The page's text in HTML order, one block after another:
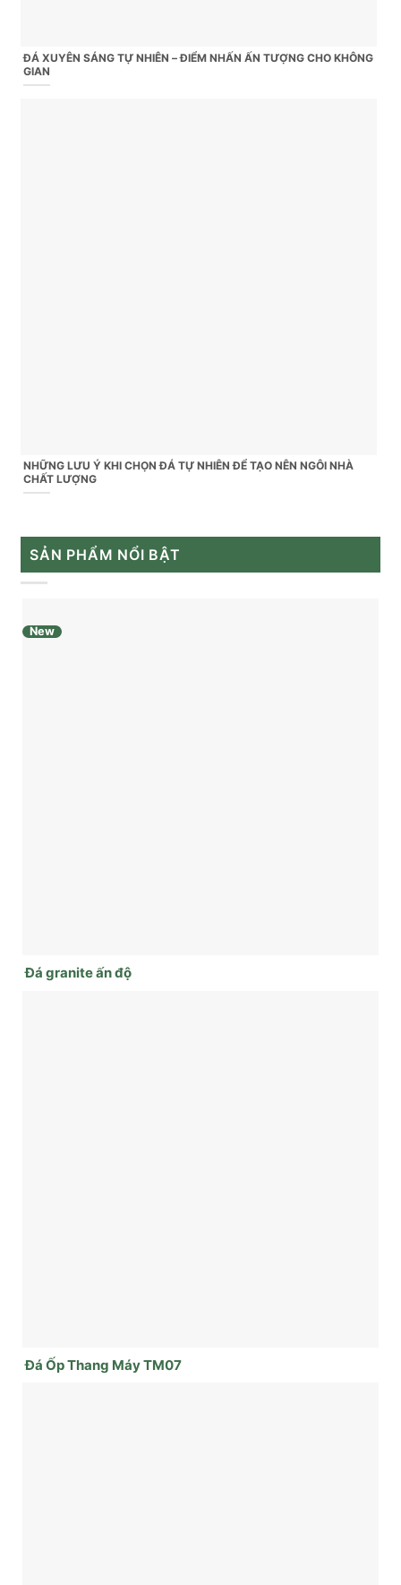
ĐÁ XUYÊN SÁNG TỰ NHIÊN – ĐIỂM NHẤN ẤN TƯỢNG CHO KHÔNG
GIAN
NHỮNG LƯU Ý KHI CHỌN ĐÁ TỰ NHIÊN ĐỂ TẠO NÊN NGÔI NHÀ
CHẤT LƯỢNG
SẢN PHẨM NỔI BẬT
New
Đá granite ấn độ
Đá Ốp Thang Máy TM07